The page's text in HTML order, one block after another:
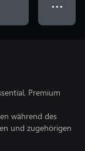
● ● ●
Premium
während des
und zugehörigen